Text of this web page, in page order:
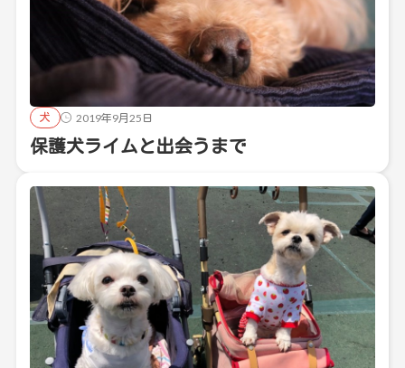
犬 2019年9月25日
保護犬ライムと出会うまで